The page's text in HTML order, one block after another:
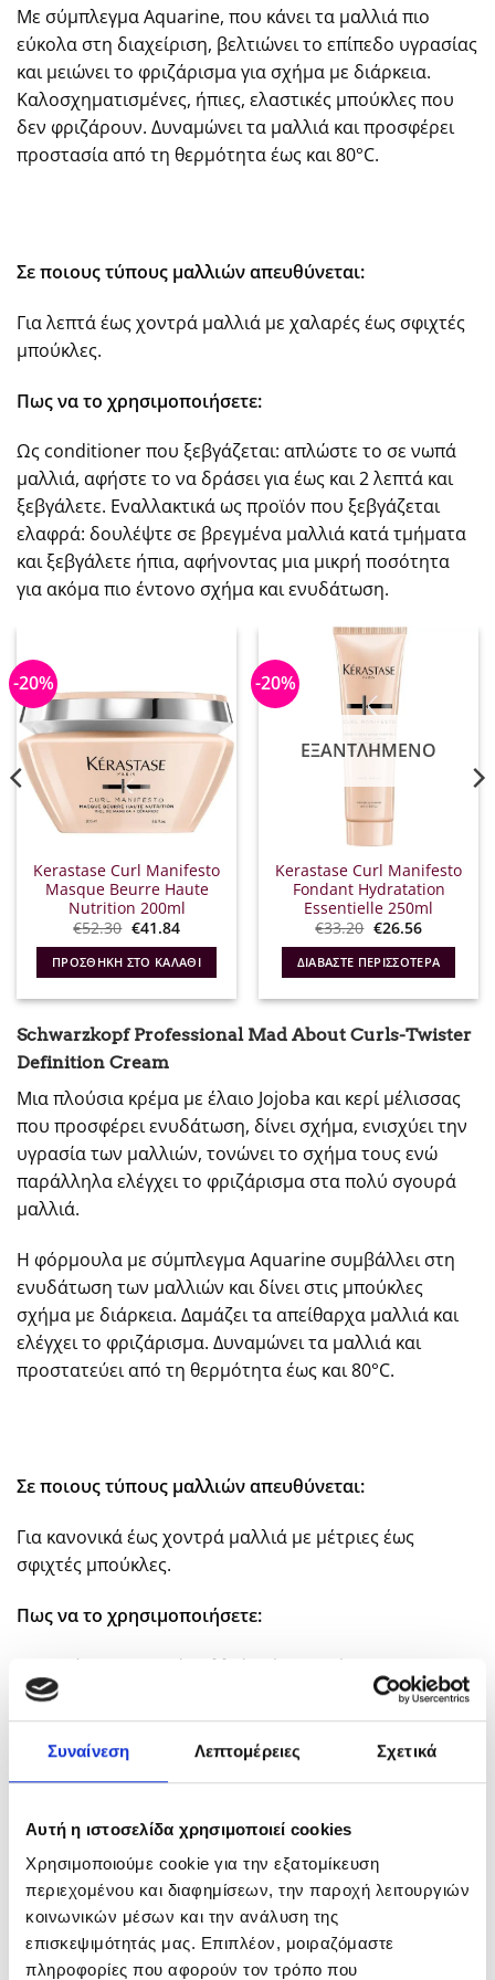
Συναίνεση Λεπτομέρειες Σχετικά
Αυτή η ιστοσελίδα χρησιμοποιεί cookies
Χρησιμοποιούμε cookie για την εξατομίκευση
περιεχομένου και διαφημίσεων, την παροχή λειτουργιών
κοινωνικών μέσων και την ανάλυση της
επισκεψιμότητάς μας. Επιπλέον, μοιραζόμαστε
πληροφορίες που αφορούν τον τρόπο που
Με σύμπλεγμα Aquarine, που κάνει τα μαλλιά πιο
εύκολα στη διαχείριση, βελτιώνει το επίπεδο υγρασίας
και μειώνει το φριζάρισμα για σχήμα με διάρκεια.
Καλοσχηματισμένες, ήπιες, ελαστικές μπούκλες που
δεν φριζάρουν. Δυναμώνει τα μαλλιά και προσφέρει
προστασία από τη θερμότητα έως και 80°C.
Σε ποιους τύπους μαλλιών απευθύνεται:
Για λεπτά έως χοντρά μαλλιά με χαλαρές έως σφιχτές
μπούκλες.
Πως να το χρησιμοποιήσετε:
Ως conditioner που ξεβγάζεται: απλώστε το σε νωπά
μαλλιά, αφήστε το να δράσει για έως και 2 λεπτά και
ξεβγάλετε. Εναλλακτικά ως προϊόν που ξεβγάζεται
ελαφρά: δουλέψτε σε βρεγμένα μαλλιά κατά τμήματα
και ξεβγάλετε ήπια, αφήνοντας μια μικρή ποσότητα
για ακόμα πιο έντονο σχήμα και ενυδάτωση.
-20%
Kerastase Curl Manifesto
Masque Beurre Haute
Nutrition 200ml
€52.30 Original
was:
€52.30.
€41.84Η
τιμή
είναι:
€41.84.
ΠΡΟΣΘΉΚΗ ΣΤΟ ΚΑΛΆΘΙ
-20%
ΕΞΑΝΤΛΗΜΈΝΟ
Kerastase Curl Manifesto
Fondant Hydratation
Essentielle 250ml
€33.20 Original
was:
€33.20.
€26.56Η
τιμή
είναι:
€26.56.
ΔΙΑΒΆΣΤΕ ΠΕΡΙΣΣΌΤΕΡΑ
Schwarzkopf Professional Mad About Curls-Twister
Definition Cream
Μια πλούσια κρέμα με έλαιο Jojoba και κερί μέλισσας
που προσφέρει ενυδάτωση, δίνει σχήμα, ενισχύει την
υγρασία των μαλλιών, τονώνει το σχήμα τους ενώ
παράλληλα ελέγχει το φριζάρισμα στα πολύ σγουρά
μαλλιά.
Η φόρμουλα με σύμπλεγμα Aquarine συμβάλλει στη
ενυδάτωση των μαλλιών και δίνει στις μπούκλες
σχήμα με διάρκεια. Δαμάζει τα απείθαρχα μαλλιά και
ελέγχει το φριζάρισμα. Δυναμώνει τα μαλλιά και
προστατεύει από τη θερμότητα έως και 80°C.
Σε ποιους τύπους μαλλιών απευθύνεται:
Για κανονικά έως χοντρά μαλλιά με μέτριες έως
σφιχτές μπούκλες.
Πως να το χρησιμοποιήσετε:
Εφαρμόστε σε νωπά μαλλιά. Δώστε σχήμα στις
μπούκλες με τα δάχτυλά σας. Μην ξεβγάλετε το
προϊόν και αφήστε τα μαλλιά να στεγνώσουν φυσικά ή
στεγνώστε τα απαλά με τη φυσούνα.
Windy Texture Balm
Το προϊόν αυτό είναι ένα balm με γλυκερίνη και κερί
μέλισσας που δαμάζει και δίνει σχήμα στα
φριζαρισμένα κυματιστά μαλλιά.
Το balm της Schwarzkopf τιθασεύει τα κυματιστά